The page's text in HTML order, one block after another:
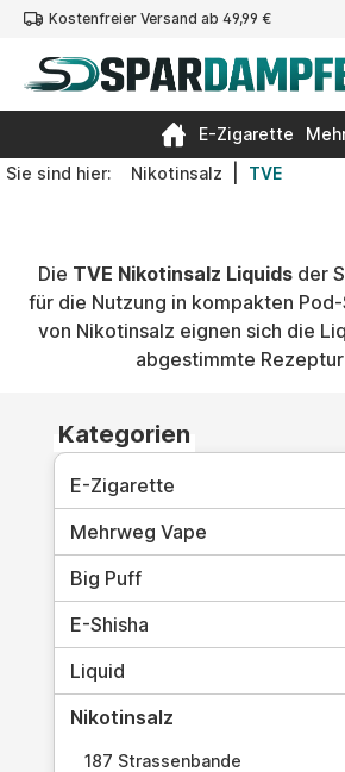
Zur Hauptnavigation
Kostenfreier Versand ab 49,99 €
E-Zigarette
Sie sind hier:
Nikotinsalz TVE
Die TVE Nikotinsalz Liquidsder
für die Nutzung in kompakten
von Nikotinsalz eignen sich die
abgestimmte
Kategorien
E-Zigarette
Mehrweg Vape
Big Puff
E-Shisha
Liquid
Nikotinsalz
187 Strassenbande